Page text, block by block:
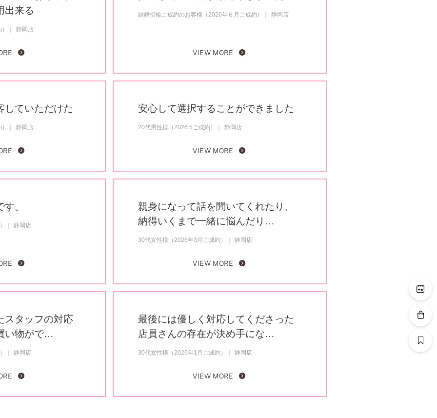
出来る
静岡店
結婚指輪ご成約のお客様（2026年６月ご成約） 静岡店
VIEW MORE
していただけた
静岡店
安心して選択することができました
20代男性様（2026.5ご成約） 静岡店
VIEW MORE
。
静岡店
親身になって話を聞いてくれたり、
納得いくまで一緒に悩んだり…
30代女性様（2026年3月ご成約） 静岡店
VIEW MORE
スタッフの対応
い物がで…
静岡店
最後には優しく対応してくださった
店員さんの存在が決め手にな…
30代女性様（2026年1月ご成約） 静岡店
VIEW MORE